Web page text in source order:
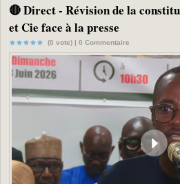
🔴 Direct - Révision de la
et Cie face à la presse
(0 vote) | 0 Commentaire